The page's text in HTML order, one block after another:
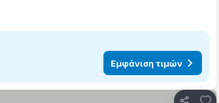
Εμφάνιση τιμών